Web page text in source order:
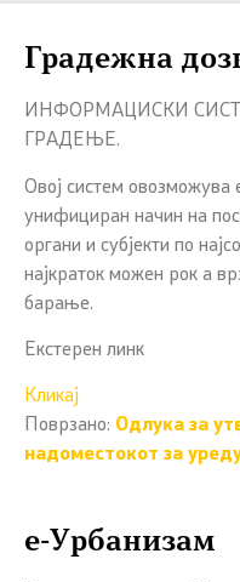
Градежна
ИНФОРМАЦИСКИ
ГРАДЕЊЕ.
Овој систем овозможува
унифициран начин на
органи и субјекти по
најкраток можен рок а
барање.
Екстерен линк
Кликај
Поврзано: Одлука за
надоместокот за
е-Урбанизам